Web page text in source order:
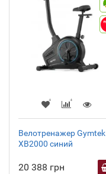
Велотренажер Gymtek
XB2000 синий
20 388 грн